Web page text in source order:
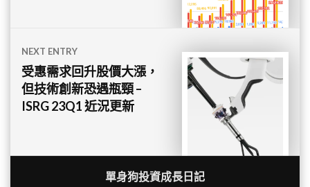
NEXT ENTRY
受惠需求回升股價大漲，
但技術創新恐遇瓶頸 –
ISRG 23Q1 近況更新
單身狗投資成長日記